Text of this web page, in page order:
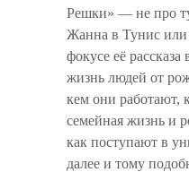
Решки» — не про
Жанна в Тунис
фокусе её рассказа
жизнь людей от
кем они работают,
семейная жизнь и
как поступают в
далее и тому